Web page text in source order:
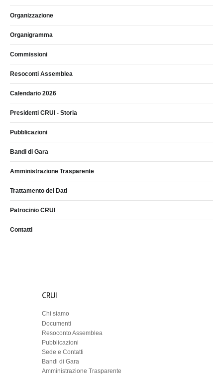
Organizzazione
Organigramma
Commissioni
Resoconti Assemblea
Calendario 2026
Presidenti CRUI - Storia
Pubblicazioni
Bandi di Gara
Amministrazione Trasparente
Trattamento dei Dati
Patrocinio CRUI
Contatti
CRUI
Chi siamo
Documenti
Resoconto Assemblea
Pubblicazioni
Sede e Contatti
Bandi di Gara
Amministrazione Trasparente